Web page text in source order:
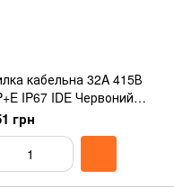
кабельна 32A 415В
IP67 IDE Червоний
грн